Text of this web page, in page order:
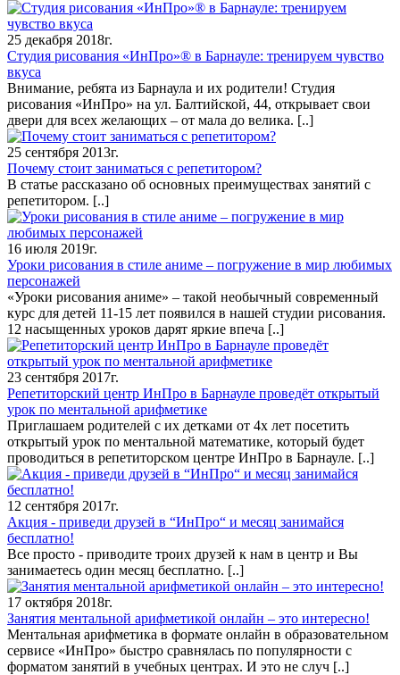
25 декабря 2018г.
Студия рисования «ИнПро»® в Барнауле: тренируем чувство
вкуса
Внимание, ребята из Барнаула и их родители! Студия
рисования «ИнПро» на ул. Балтийской, 44, открывает свои
двери для всех желающих – от мала до велика. [..]
25 сентября 2013г.
Почему стоит заниматься с репетитором?
В статье рассказано об основных преимуществах занятий с
репетитором. [..]
16 июля 2019г.
Уроки рисования в стиле аниме – погружение в мир любимых
персонажей
«Уроки рисования аниме» – такой необычный современный
курс для детей 11-15 лет появился в нашей студии рисования.
12 насыщенных уроков дарят яркие впеча [..]
23 сентября 2017г.
Репетиторский центр ИнПро в Барнауле проведёт открытый
урок по ментальной арифметике
Приглашаем родителей с их детками от 4х лет посетить
открытый урок по ментальной математике, который будет
проводиться в репетиторском центре ИнПро в Барнауле. [..]
12 сентября 2017г.
Акция - приведи друзей в “ИнПро“ и месяц занимайся
бесплатно!
Все просто - приводите троих друзей к нам в центр и Вы
занимаетесь один месяц бесплатно. [..]
17 октября 2018г.
Занятия ментальной арифметикой онлайн – это интересно!
Ментальная арифметика в формате онлайн в образовательном
сервисе «ИнПро» быстро сравнялась по популярности с
форматом занятий в учебных центрах. И это не случ [..]